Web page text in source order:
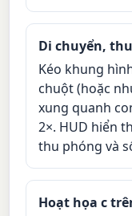
Di chuyển,
Kéo khung
chuột (hoặc
xung quanh
2×. HUD hiển
thu phóng và
Hoạt họa c